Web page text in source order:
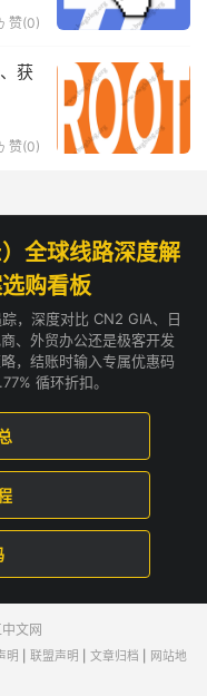
赞(0)
获
赞(0)
全球线路深度解
购看板
，深度对比 CN2 GIA、日
、外贸办公还是极客开发
，结账时输入专属优惠码
循环折扣。
文网
明 联盟声明 文章归档
网站地